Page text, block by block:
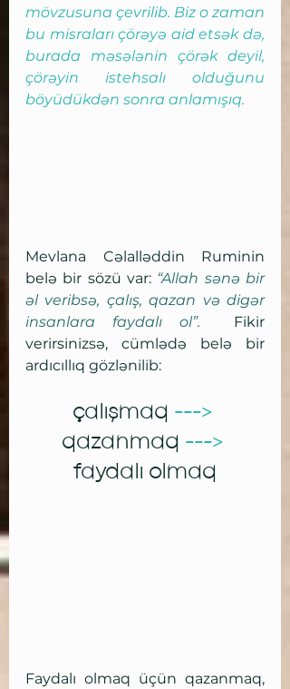
mövzusuna çevrilib. Biz o zaman
bu misraları çörəyə aid etsək də,
burada məsələnin çörək deyil,
çörəyin istehsalı olduğunu
böyüdükdən sonra anlamışıq.
Mevlana Cəlalləddin Ruminin
belə bir sözü var: “Allah sənə bir
əl veribsə, çalış, qazan və digər
insanlara faydalı ol”.
Fikir
verirsinizsə, cümlədə belə bir
ardıcıllıq gözlənilib:
çalışmaq --->
qazanmaq --->
faydalı olmaq
Faydalı olmaq üçün qazanmaq,